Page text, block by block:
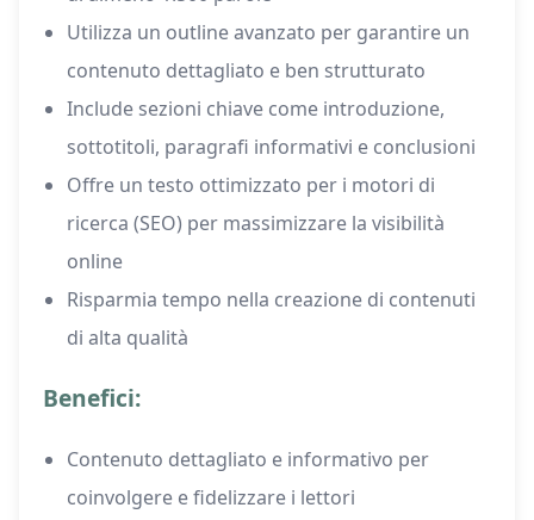
Utilizza un outline avanzato per garantire un
contenuto dettagliato e ben strutturato
Include sezioni chiave come introduzione,
sottotitoli, paragrafi informativi e conclusioni
Offre un testo ottimizzato per i motori di
ricerca (SEO) per massimizzare la visibilità
online
Risparmia tempo nella creazione di contenuti
di alta qualità
Benefici:
Contenuto dettagliato e informativo per
coinvolgere e fidelizzare i lettori